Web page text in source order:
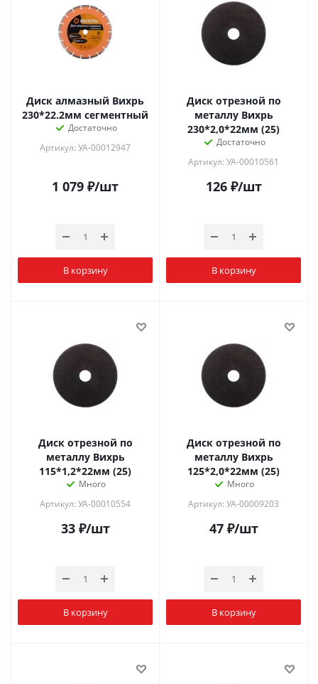
Диск алмазный Вихрь
230*22.2мм сегментный
Достаточно
Артикул: УА-00012947
1 079 ₽/шт
В корзину
Диск отрезной по
металлу Вихрь
230*2,0*22мм (25)
Достаточно
Артикул: УА-00010561
126₽/шт
В корзину
Диск отрезной по
металлу Вихрь
115*1,2*22мм (25)
Много
Артикул: УА-00010554
33₽/шт
В корзину
Диск отрезной по
металлу Вихрь
125*2,0*22мм (25)
Много
Артикул: УА-00009203
47₽/шт
В корзину